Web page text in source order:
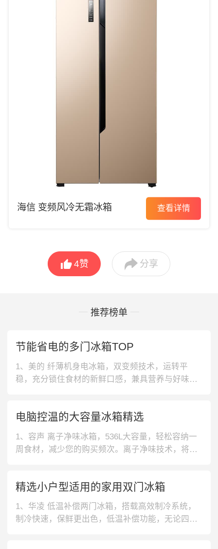
海信 变频风冷无霜冰箱 查看详情
4赞  分享
推荐榜单
节能省电的多门冰箱TOP
1、美的 纤薄机身电冰箱，双变频技术，运转平
稳，充分锁住食材的新鲜口感，兼具营养与好味
减少电损耗量，低碳环保，省电又节能；环抱式的
立体出风技术，快速制冷，温度分布均衡，避免食
物水分过度流失。3、容声 十字对开冰
电脑控温的大容量冰箱精选
1、容声 离子净味冰箱，536L大容量，轻松容纳一
周食材，减少您的购买频次。离子净味技术，将异
式一触即达，满足您的多样化养鲜需求。开门超时
报警功能，超过60S没有关门会自动报警，使用更
贴心。3、美的 精细储鲜
精选小户型适用的家用双门冰箱
1、华凌 低温补偿两门冰箱，搭载高效制冷系统，
制冷快速，保鲜更出色，低温补偿功能，无论四季